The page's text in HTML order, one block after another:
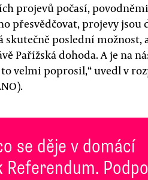
projevů počasí,
přesvědčovat, projevy jsou
skutečně poslední možnost,
Pařížská dohoda. A je na
velmi poprosil,“ uvedl v
se děje v domácí